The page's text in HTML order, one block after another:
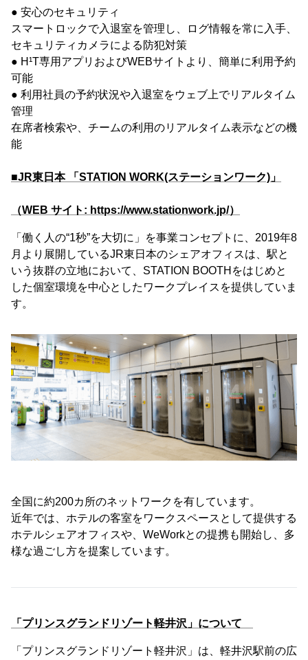
● 安心のセキュリティ
スマートロックで入退室を管理し、ログ情報を常に入手、
セキュリティカメラによる防犯対策
● H¹T専用アプリおよびWEBサイトより、簡単に利用予約
可能
● 利用社員の予約状況や入退室をウェブ上でリアルタイム
管理
在席者検索や、チームの利用のリアルタイム表示などの機
能
■JR東日本 「STATION WORK(ステーションワーク)」
（WEB サイト: https://www.stationwork.jp/）
「働く人の“1秒”を大切に」を事業コンセプトに、2019年8
月より展開しているJR東日本のシェアオフィスは、駅と
いう抜群の立地において、STATION BOOTHをはじめと
した個室環境を中心としたワークプレイスを提供していま
す。
全国に約200カ所のネットワークを有しています。
近年では、ホテルの客室をワークスペースとして提供する
ホテルシェアオフィスや、WeWorkとの提携も開始し、多
様な過ごし方を提案しています。
「プリンスグランドリゾート軽井沢」について
「プリンスグランドリゾート軽井沢」は、軽井沢駅前の広